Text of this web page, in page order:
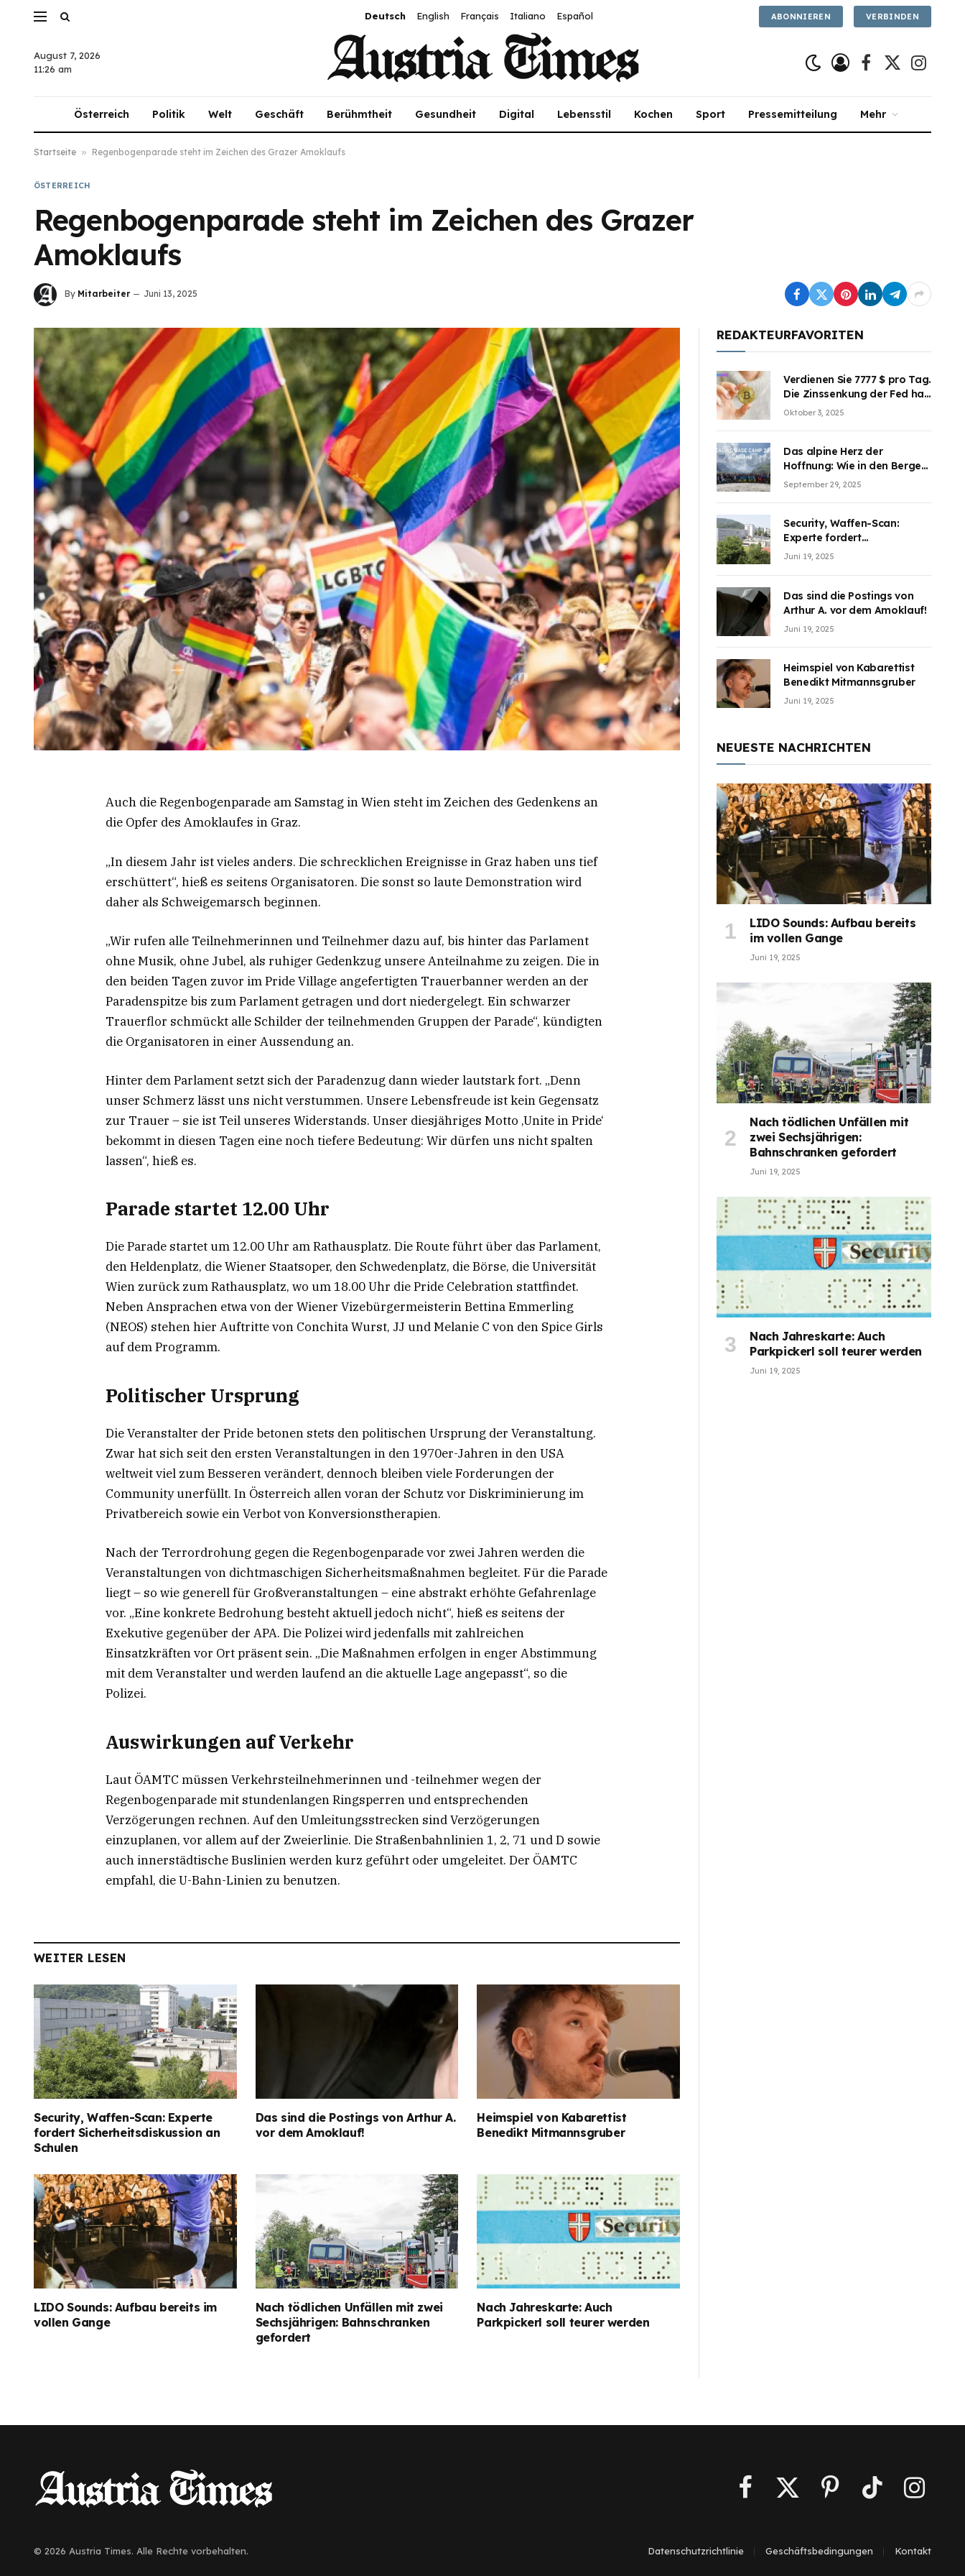
Deutsch English Français Italiano Español ABONNIEREN VERBINDEN
August 7, 2026
11:26 am
Facebook
X
Österreich Politik Welt Geschäft Berühmtheit Gesundheit Digital Lebensstil Kochen Sport Pressemitteilung Mehr
Startseite » Regenbogenparade steht im Zeichen des Grazer Amoklaufs
ÖSTERREICH
Regenbogenparade steht im Zeichen des Grazer
Amoklaufs
By Mitarbeiter Juni 13, 2025
Auch die Regenbogenparade am Samstag in Wien steht im Zeichen des Gedenkens an
die Opfer des Amoklaufes in Graz.
„In diesem Jahr ist vieles anders. Die schrecklichen Ereignisse in Graz haben uns tief
erschüttert“, hieß es seitens Organisatoren. Die sonst so laute Demonstration wird
daher als Schweigemarsch beginnen.
„Wir rufen alle Teilnehmerinnen und Teilnehmer dazu auf, bis hinter das Parlament
ohne Musik, ohne Jubel, als ruhiger Gedenkzug unsere Anteilnahme zu zeigen. Die in
den beiden Tagen zuvor im Pride Village angefertigten Trauerbanner werden an der
Paradenspitze bis zum Parlament getragen und dort niedergelegt. Ein schwarzer
Trauerflor schmückt alle Schilder der teilnehmenden Gruppen der Parade“, kündigten
die Organisatoren in einer Aussendung an.
Hinter dem Parlament setzt sich der Paradenzug dann wieder lautstark fort. „Denn
unser Schmerz lässt uns nicht verstummen. Unsere Lebensfreude ist kein Gegensatz
zur Trauer – sie ist Teil unseres Widerstands. Unser diesjähriges Motto ‚Unite in Pride‘
bekommt in diesen Tagen eine noch tiefere Bedeutung: Wir dürfen uns nicht spalten
lassen“, hieß es.
Parade startet 12.00 Uhr
Die Parade startet um 12.00 Uhr am Rathausplatz. Die Route führt über das Parlament,
den Heldenplatz, die Wiener Staatsoper, den Schwedenplatz, die Börse, die Universität
Wien zurück zum Rathausplatz, wo um 18.00 Uhr die Pride Celebration stattfindet.
Neben Ansprachen etwa von der Wiener Vizebürgermeisterin Bettina Emmerling
(NEOS) stehen hier Auftritte von Conchita Wurst, JJ und Melanie C von den Spice Girls
auf dem Programm.
Politischer Ursprung
Die Veranstalter der Pride betonen stets den politischen Ursprung der Veranstaltung.
Zwar hat sich seit den ersten Veranstaltungen in den 1970er-Jahren in den USA
weltweit viel zum Besseren verändert, dennoch bleiben viele Forderungen der
Community unerfüllt. In Österreich allen voran der Schutz vor Diskriminierung im
Privatbereich sowie ein Verbot von Konversionstherapien.
Nach der Terrordrohung gegen die Regenbogenparade vor zwei Jahren werden die
Veranstaltungen von dichtmaschigen Sicherheitsmaßnahmen begleitet. Für die Parade
liegt – so wie generell für Großveranstaltungen – eine abstrakt erhöhte Gefahrenlage
vor. „Eine konkrete Bedrohung besteht aktuell jedoch nicht“, hieß es seitens der
Exekutive gegenüber der APA. Die Polizei wird jedenfalls mit zahlreichen
Einsatzkräften vor Ort präsent sein. „Die Maßnahmen erfolgen in enger Abstimmung
mit dem Veranstalter und werden laufend an die aktuelle Lage angepasst“, so die
Polizei.
Auswirkungen auf Verkehr
Laut ÖAMTC müssen Verkehrsteilnehmerinnen und -teilnehmer wegen der
Regenbogenparade mit stundenlangen Ringsperren und entsprechenden
Verzögerungen rechnen. Auf den Umleitungsstrecken sind Verzögerungen
einzuplanen, vor allem auf der Zweierlinie. Die Straßenbahnlinien 1, 2, 71 und D sowie
auch innerstädtische Buslinien werden kurz geführt oder umgeleitet. Der ÖAMTC
empfahl, die U-Bahn-Linien zu benutzen.
WEITER LESEN
Security, Waffen-Scan: Experte
fordert Sicherheitsdiskussion an
Schulen
Das sind die Postings von Arthur A.
vor dem Amoklauf!
Heimspiel von Kabarettist
Benedikt Mitmannsgruber
LIDO Sounds: Aufbau bereits im
vollen Gange
Nach tödlichen Unfällen mit zwei
Sechsjährigen: Bahnschranken
gefordert
Nach Jahreskarte: Auch
Parkpickerl soll teurer werden
REDAKTEURFAVORITEN
Verdienen Sie 7777 $ pro Tag.
Die Zinssenkung der Fed hat
die Aufmerksamkeit des
teilzuhaben
Oktober 3, 2025
Das alpine Herz der
Hoffnung: Wie in den Bergen
Österreichs die unsichtbaren
September 29, 2025
Security, Waffen-Scan:
Experte fordert
Sicherheitsdiskussion an
Juni 19, 2025
Das sind die Postings von
Arthur A. vor dem Amoklauf!
Juni 19, 2025
Heimspiel von Kabarettist
Benedikt Mitmannsgruber
Juni 19, 2025
NEUESTE NACHRICHTEN
LIDO Sounds: Aufbau bereits
im vollen Gange
Juni 19, 2025
Nach tödlichen Unfällen mit
zwei Sechsjährigen:
Bahnschranken gefordert
Juni 19, 2025
Nach Jahreskarte: Auch
Parkpickerl soll teurer werden
Juni 19, 2025
Facebook
X
PinterestTikTok Instagram
© 2026 Austria Times. Alle Rechte vorbehalten. Datenschutzrichtlinie Geschäftsbedingungen Kontakt